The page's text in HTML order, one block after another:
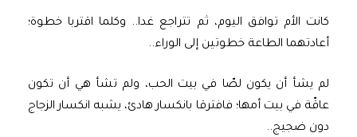
كانت الأم توافق اليوم، ثم تتراجع غدا.. وكلما اقتربا خطوة؛
أعادتهما الطاعة خطوتين إلى الوراء..
لم يشأ أن يكون لصّا في بيت الحب، ولم تشأ هي أن تكون
عاقّة في بيت أمها؛ فافترقا بانكسار هادئ، يشبه انكسار الزجاج
دون ضجيج..